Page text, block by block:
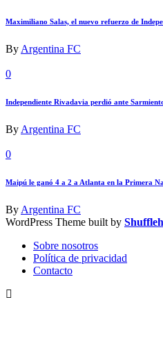
Maximiliano Salas, el nuevo refuerzo de
By Argentina FC
0
Independiente Rivadavia perdió ante
By Argentina FC
0
Maipú le ganó 4 a 2 a Atlanta en la Primera
By Argentina FC
WordPress Theme built by
Sobre nosotros
Política de privacidad
Contacto